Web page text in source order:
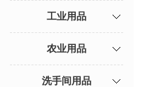
工业用品
农业用品
洗手间用品